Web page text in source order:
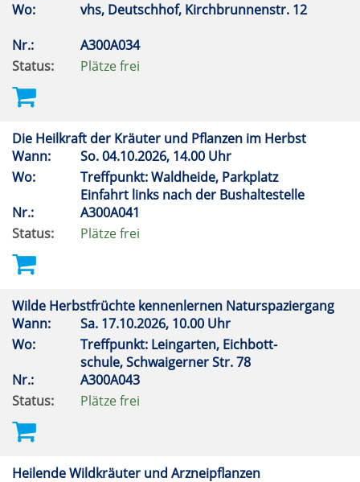
Wo:
vhs, Deutschhof, Kirchbrunnenstr. 12
Nr.:
A300A034
Status:
Plätze frei
Die Heilkraft der Kräuter und Pflanzen im Herbst
Wann:
So.04.10.2026, 14.00 Uhr
Wo:
Treffpunkt: Waldheide, Parkplatz
Einfahrt links nach der Bushaltestelle
Nr.:
A300A041
Status:
Plätze frei
Wilde Herbstfrüchte kennenlernen Naturspaziergang
Wann:
Sa. 17.10.2026, 10.00 Uhr
Wo:
Treffpunkt: Leingarten, Eichbott-
schule, Schwaigerner Str. 78
Nr.:
A300A043
Status:
Plätze frei
Heilende Wildkräuter und Arzneipflanzen